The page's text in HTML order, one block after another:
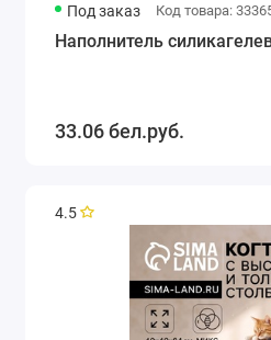
Под заказ Код товара:
Наполнитель
33.06 бел.руб.
4.5